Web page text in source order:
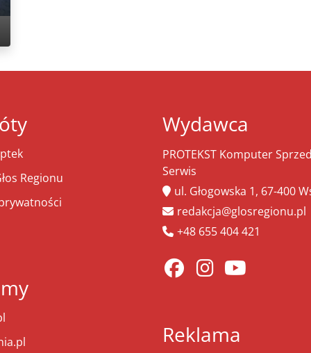
Regionu
Wydawca
PROTEKST Komputer
Serwis
ul. Głogowska 1, 67-400
redakcja@glosregionu.pl
+48 655 404 421
Reklama